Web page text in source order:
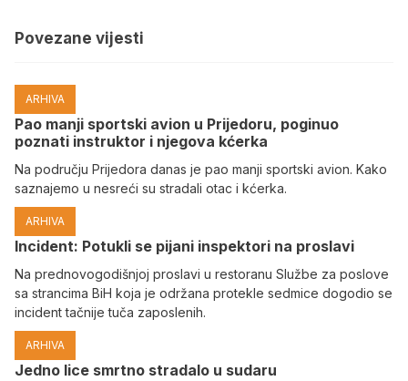
Povezane vijesti
ARHIVA
Pao manji sportski avion u Prijedoru, poginuo
poznati instruktor i njegova kćerka
Na području Prijedora danas je pao manji sportski avion. Kako
saznajemo u nesreći su stradali otac i kćerka.
ARHIVA
Incident: Potukli se pijani inspektori na proslavi
Na prednovogodišnjoj proslavi u restoranu Službe za poslove
sa strancima BiH koja je održana protekle sedmice dogodio se
incident tačnije tuča zaposlenih.
ARHIVA
Јedno lice smrtno stradalo u sudaru